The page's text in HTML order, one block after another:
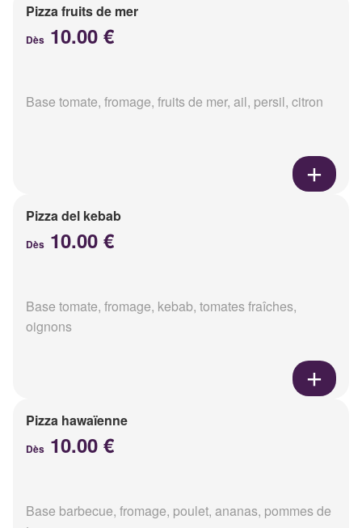
Pizza fruits de mer
Dès 10.00 €
Base tomate, fromage, fruits de mer, ail, persil, citron
Pizza del kebab
Dès 10.00 €
Base tomate, fromage, kebab, tomates fraîches,
oignons
Pizza hawaïenne
Dès 10.00 €
Base barbecue, fromage, poulet, ananas, pommes de